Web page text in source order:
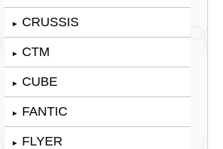
► CRUSSIS
► CTM
► CUBE
► FANTIC
► FLYER